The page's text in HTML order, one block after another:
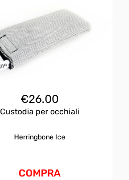
€26.00
Custodia per occhiali
Herringbone Ice
COMPRA